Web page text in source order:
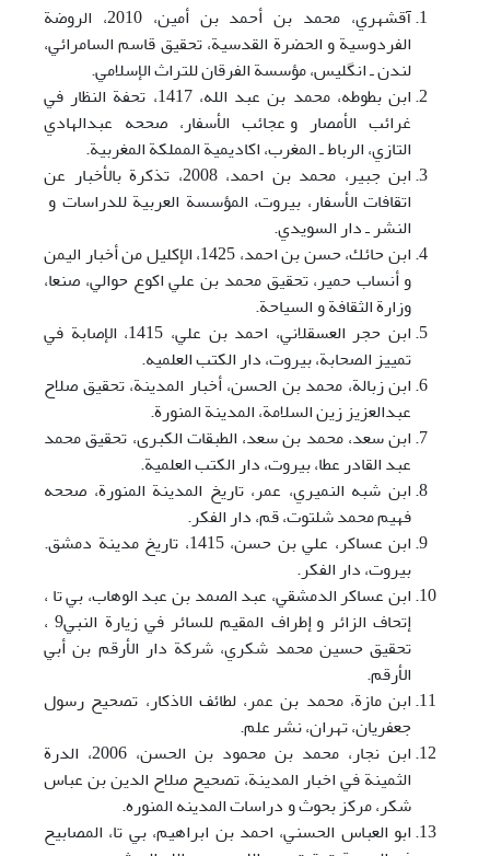
آقشهري، محمد بن أحمد بن أمين، 2010، الروضة
الفردوسية و الحضرة القدسية، تحقيق قاسم السامرائي،
لندن ـ انگليس، مؤسسة الفرقان للتراث الإسلامي.
ابن بطوطه، محمد بن عبد الله، 1417، تحفة النظار في
غرائب الأمصار و عجائب الأسفار، صححه عبدالهادي
التازي، الرباط ـ المغرب، اکاديمية المملکة المغربية.
ابن جبير، محمد بن احمد، 2008، تذکرة بالأخبار عن
اتقافات الأسفار، بيروت، المؤسسة العربية للدراسات و
النشر ـ دار السويدي.
ابن حائك، حسن بن احمد، 1425، الإکليل من أخبار اليمن
و أنساب حمير، تحقيق محمد بن علي اکوع حوالي، صنعا،
وزارة الثقافة و السياحة.
ابن حجر العسقلاني، احمد بن علي، 1415، الإصابة في
تمييز الصحابة، بيروت، دار الکتب العلميه.
ابن زبالة، محمد بن الحسن، أخبار المدينة، تحقيق صلاح
عبدالعزيز زين السلامة، المدينة المنورة.
ابن سعد، محمد بن سعد، الطبقات الکبری، تحقيق محمد
عبد القادر عطا، بيروت، دار الکتب العلمية.
ابن شبه النميري، عمر، تاريخ المدينة المنورة، صححه
فهيم محمد شلتوت، قم، دار الفکر.
ابن عساکر، علي بن حسن، 1415، تاريخ مدينة دمشق.
بيروت، دار الفکر.
ابن عساكر الدمشقي، عبد الصمد بن عبد الوهاب، بي تا ،
إتحاف الزائر و إطراف المقيم للسائر في زيارة النبي9 ،
تحقيق حسين محمد شکري، شركة دار الأرقم بن أبي
الأرقم.
ابن مازة، محمد بن عمر، لطائف الاذکار، تصحيح رسول
جعفريان، تهران، نشر علم.
ابن نجار، محمد بن محمود بن الحسن، 2006، الدرة
الثمينة في اخبار المدينة، تصحيح صلاح الدين بن عباس
شکر، مرکز بحوث و دراسات المدينه المنوره.
ابو العباس الحسني، احمد بن ابراهيم، بي تا، المصابيح